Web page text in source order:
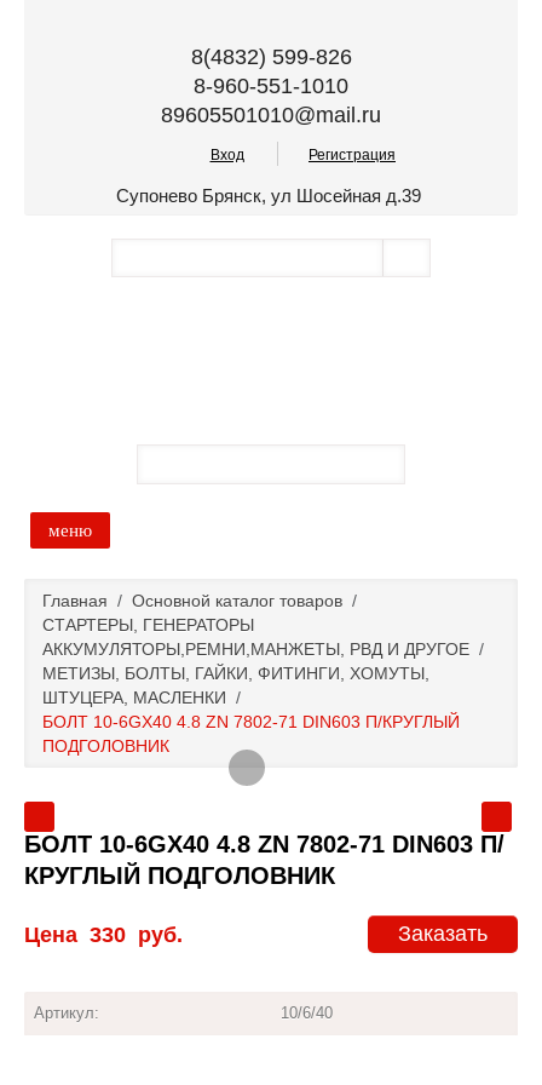
8(4832) 599-826
8-960-551-1010
89605501010@mail.ru
Вход Регистрация
Супонево Брянск, ул Шосейная д.39
меню
Основной каталог товаров
Доставка и оплата
Новости и акции
Главная / Основной каталог товаров /
СТАРТЕРЫ, ГЕНЕРАТОРЫ
АККУМУЛЯТОРЫ,РЕМНИ,МАНЖЕТЫ, РВД И ДРУГОЕ /
МЕТИЗЫ, БОЛТЫ, ГАЙКИ, ФИТИНГИ, ХОМУТЫ,
ШТУЦЕРА, МАСЛЕНКИ /
БОЛТ 10-6GХ40 4.8 ZN 7802-71 DIN603 П/КРУГЛЫЙ
ПОДГОЛОВНИК
БОЛТ 10-6GХ40 4.8 ZN 7802-71 DIN603 П/
КРУГЛЫЙ ПОДГОЛОВНИК
Заказать
Цена 330 руб.
Артикул: 10/6/40